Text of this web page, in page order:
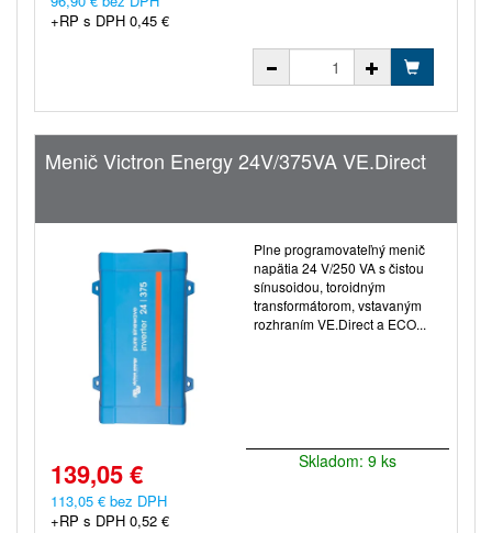
+RP s DPH 0,45 €
Menič Victron Energy 24V/375VA VE.Direct
Plne programovateľný menič
napätia 24 V/250 VA s čistou
sínusoidou, toroidným
transformátorom, vstavaným
rozhraním VE.Direct a ECO...
139,05 €
113,05 € bez DPH
+RP s DPH 0,52 €
Skladom: 9 ks